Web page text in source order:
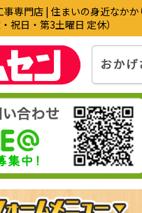
専門店 | 住まいの身近なかか
祝日・第3土曜日 定休）